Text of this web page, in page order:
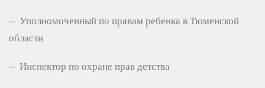
Уполномоченный по правам ребенка в Тюменской
области
Инспектор по охране прав детства